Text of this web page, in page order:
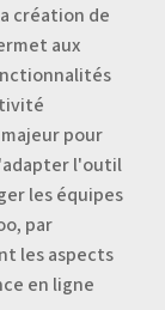
création de
aux
pour
l'outil
les équipes
par
les aspects
en ligne